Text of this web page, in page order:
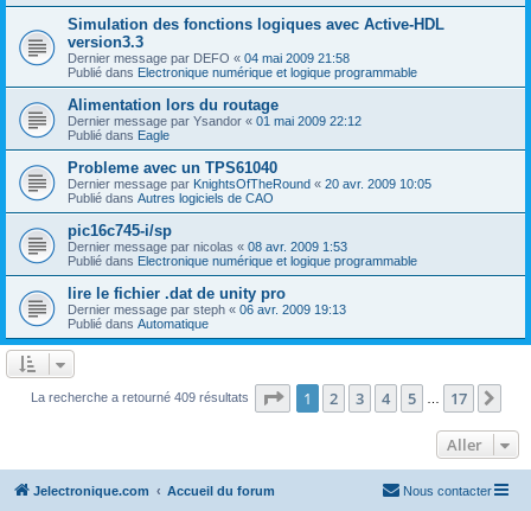
Simulation des fonctions logiques avec Active-HDL
version3.3
Dernier message par DEFO « 04 mai 2009 21:58
Publié dans Electronique numérique et logique programmable
Alimentation lors du routage
Dernier message par Ysandor « 01 mai 2009 22:12
Publié dans Eagle
Probleme avec un TPS61040
Dernier message par KnightsOfTheRound « 20 avr. 2009 10:05
Publié dans Autres logiciels de CAO
pic16c745-i/sp
Dernier message par nicolas « 08 avr. 2009 1:53
Publié dans Electronique numérique et logique programmable
lire le fichier .dat de unity pro
Dernier message par steph « 06 avr. 2009 19:13
Publié dans Automatique
La recherche a retourné 409 résultats Page 1sur17
1 2 3 4 5 17
Aller
Jelectronique.com Accueil du forum Nous contacter